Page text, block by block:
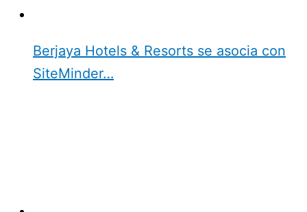
Berjaya Hotels & Resorts se asocia con
SiteMinder…